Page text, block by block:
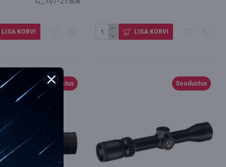
LISA KORVI LISA KORVI
Soodustus Soodustus